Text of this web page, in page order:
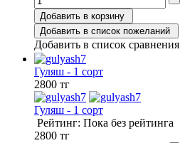
Добавить в корзину
Добавить в список пожеланий
Добавить в список сравнения
Гуляш - 1 сорт
2800 тг
Гуляш - 1 сорт
Рейтинг: Пока без рейтинга
2800 тг